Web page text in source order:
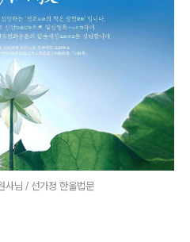
사님 / 선가정 한울법문